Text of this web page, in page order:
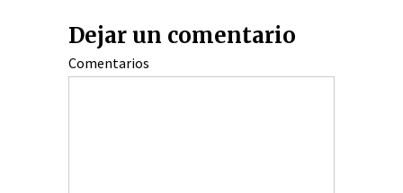
Dejar un comentario
Comentarios